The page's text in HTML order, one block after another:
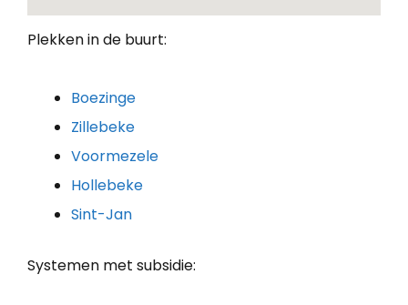
Plekken in de buurt:
Boezinge
Zillebeke
Voormezele
Hollebeke
Sint-Jan
Systemen met subsidie: